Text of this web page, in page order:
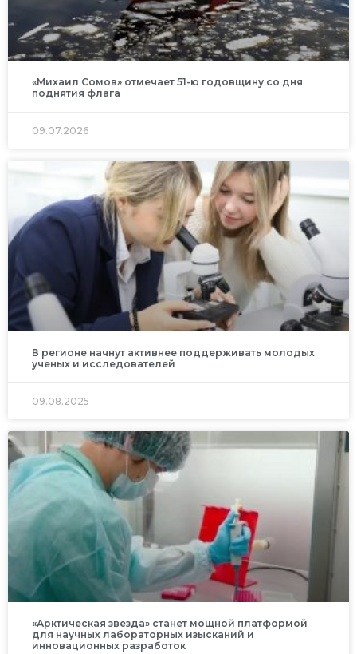
«Михаил Сомов» отмечает 51-ю годовщину со дня
поднятия флага
09.07.2026
В регионе начнут активнее поддерживать молодых
ученых и исследователей
09.08.2025
«Арктическая звезда» станет мощной платформой
для научных лабораторных изысканий и
инновационных разработок